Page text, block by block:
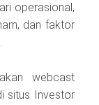
operasional,
dan faktor
webcast
situs Investor